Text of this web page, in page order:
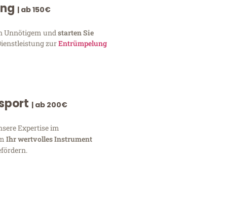
| ab 150€
Unnötigem undstarten Sie
zurEntrümpelung
| ab 200€
Expertise im
Ihr wertvolles Instrument